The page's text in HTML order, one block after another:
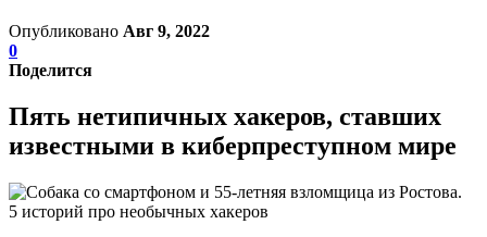
Опубликовано Авг 9, 2022
0
Поделится
Пять нетипичных хакеров, ставших
известными в киберпреступном мире